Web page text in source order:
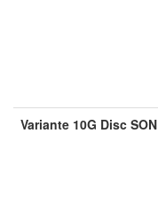
Variante 10G Disc SON